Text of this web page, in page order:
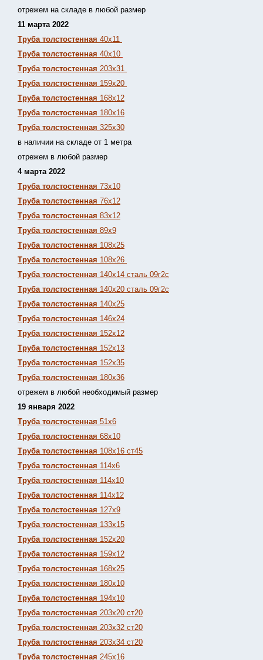
отрежем на складе в любой размер
11 марта 2022
Труба толстостенная 40х11
Труба толстостенная 40х10
Труба толстостенная 203х31
Труба толстостенная 159х20
Труба толстостенная 168х12
Труба толстостенная 180х16
Труба толстостенная 325х30
в наличии на складе от 1 метра
отрежем в любой размер
4 марта 2022
Труба толстостенная 73х10
Труба толстостенная 76х12
Труба толстостенная 83х12
Труба толстостенная 89х9
Труба толстостенная 108х25
Труба толстостенная 108х26
Труба толстостенная 140х14 сталь 09г2с
Труба толстостенная 140х20 сталь 09г2с
Труба толстостенная 140х25
Труба толстостенная 146х24
Труба толстостенная 152х12
Труба толстостенная 152х13
Труба толстостенная 152х35
Труба толстостенная 180х36
отрежем в любой необходимый размер
19 января 2022
Труба толстостенная 51х6
Труба толстостенная 68х10
Труба толстостенная 108х16 ст45
Труба толстостенная 114х6
Труба толстостенная 114х10
Труба толстостенная 114х12
Труба толстостенная 127х9
Труба толстостенная 133х15
Труба толстостенная 152х20
Труба толстостенная 159х12
Труба толстостенная 168х25
Труба толстостенная 180х10
Труба толстостенная 194х10
Труба толстостенная 203х20 ст20
Труба толстостенная 203х32 ст20
Труба толстостенная 203х34 ст20
Труба толстостенная 245х16